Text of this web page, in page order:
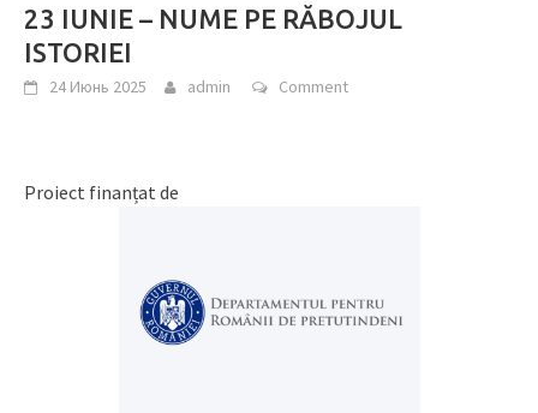
23 IUNIE – NUME PE RĂBOJUL
ISTORIEI
24 Июнь 2025 admin Comment
Proiect finanțat de